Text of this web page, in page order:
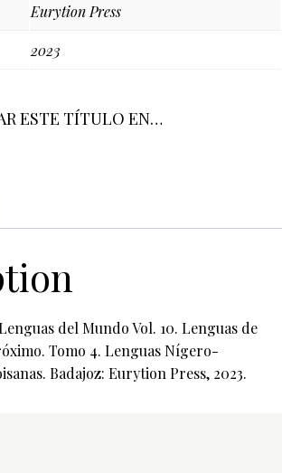
Eurytion Press
2023
ESTE TÍTULO EN…
del Mundo Vol. 10. Lenguas de
Tomo 4. Lenguas Nígero-
Badajoz: Eurytion Press, 2023.